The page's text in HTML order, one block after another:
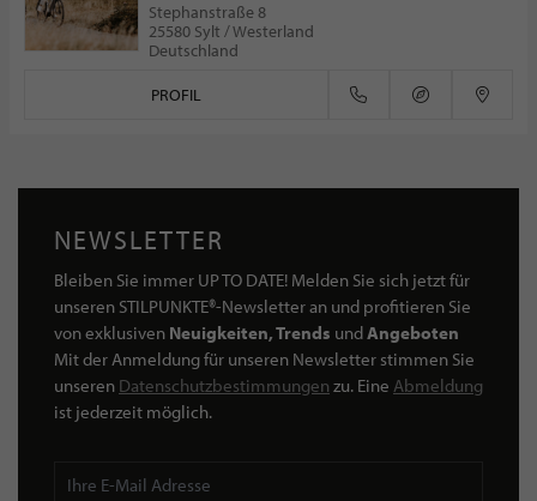
Stephanstraße 8
25580 Sylt / Westerland
Deutschland
PROFIL
NEWSLETTER
Bleiben Sie immer UP TO DATE! Melden Sie sich jetzt für
unseren STILPUNKTE®-Newsletter an und profitieren Sie
von exklusiven Neuigkeiten, Trends undAngeboten
Mit der Anmeldung für unseren Newsletter stimmen Sie
unseren Datenschutzbestimmungen zu. Eine Abmeldung
ist jederzeit möglich.